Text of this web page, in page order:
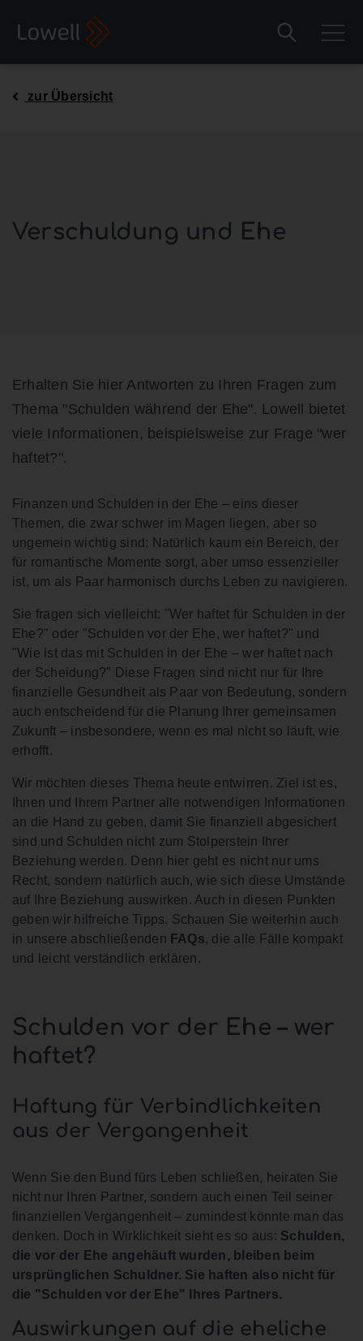
zur Übersicht
Verschuldung und Ehe
Erhalten Sie hier Antworten zu Ihren Fragen zum
Thema "Schulden während der Ehe". Lowell bietet
viele Informationen, beispielsweise zur Frage "wer
haftet?".
Finanzen und Schulden in der Ehe – eins dieser
Themen, die zwar schwer im Magen liegen, aber so
ungemein wichtig sind: Natürlich kaum ein Bereich, der
für romantische Momente sorgt, aber umso essenzieller
ist, um als Paar harmonisch durchs Leben zu navigieren.
Sie fragen sich vielleicht: "Wer haftet für Schulden in der
Ehe?" oder "Schulden vor der Ehe, wer haftet?" und
"Wie ist das mit Schulden in der Ehe – wer haftet nach
der Scheidung?" Diese Fragen sind nicht nur für Ihre
finanzielle Gesundheit als Paar von Bedeutung, sondern
auch entscheidend für die Planung Ihrer gemeinsamen
Zukunft – insbesondere, wenn es mal nicht so läuft, wie
erhofft.
Wir möchten dieses Thema heute entwirren. Ziel ist es,
Ihnen und Ihrem Partner alle notwendigen Informationen
an die Hand zu geben, damit Sie finanziell abgesichert
sind und Schulden nicht zum Stolperstein Ihrer
Beziehung werden. Denn hier geht es nicht nur ums
Recht, sondern natürlich auch, wie sich diese Umstände
auf Ihre Beziehung auswirken. Auch in diesen Punkten
geben wir hilfreiche Tipps. Schauen Sie weiterhin auch
in unsere abschließenden FAQs, die alle Fälle kompakt
und leicht verständlich erklären.
Schulden vor der Ehe – wer
haftet?
Haftung für Verbindlichkeiten
aus der Vergangenheit
Wenn Sie den Bund fürs Leben schließen, heiraten Sie
nicht nur Ihren Partner, sondern auch einen Teil seiner
finanziellen Vergangenheit – zumindest könnte man das
denken. Doch in Wirklichkeit sieht es so aus: Schulden,
die vor der Ehe angehäuft wurden, bleiben beim
ursprünglichen Schuldner. Sie haften also nicht für
die "Schulden vor der Ehe" Ihres Partners.
Auswirkungen auf die eheliche